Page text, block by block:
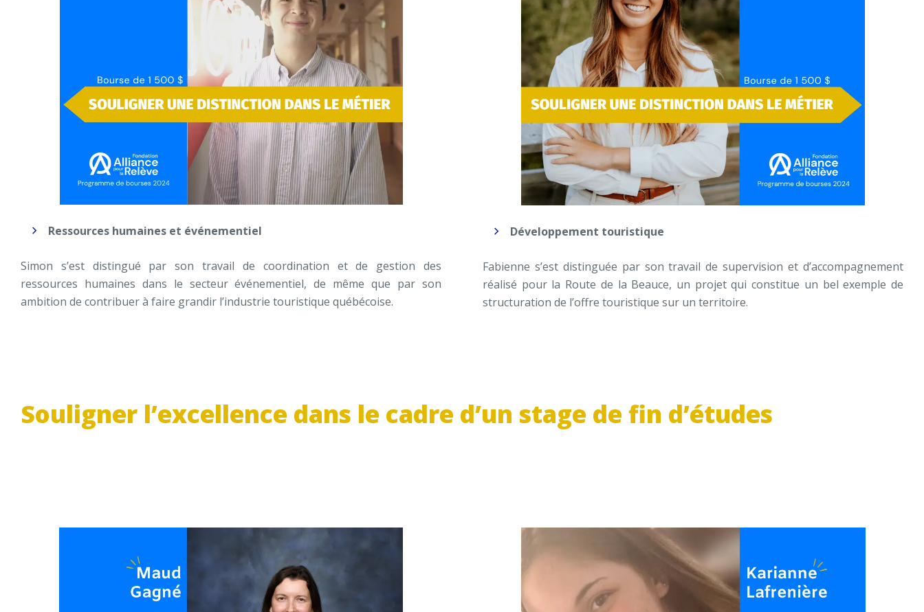
Ressources humaines et événementiel
Simon s’est distingué par son travail de coordination et de gestion des
ressources humaines dans le secteur événementiel, de même que par son
ambition de contribuer à faire grandir l’industrie touristique québécoise.
Développement touristique
Fabienne s’est distinguée par son travail de supervision et d’accompagnement
réalisé pour la Route de la Beauce, un projet qui constitue un bel exemple de
structuration de l’offre touristique sur un territoire.
Souligner l’excellence dans le cadre d’un stage de fin d’études